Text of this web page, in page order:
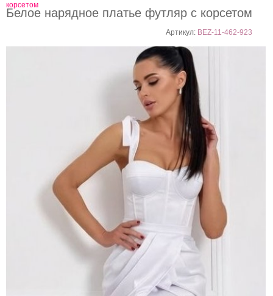
Белое нарядное платье футляр с корсетом
Артикул: BEZ-11-462-923
корсетом